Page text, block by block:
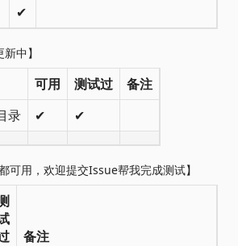
✔
中】
可用 测试过
备注
录
✔ ✔
可用，欢迎提交Issue帮我完成测试】
备注